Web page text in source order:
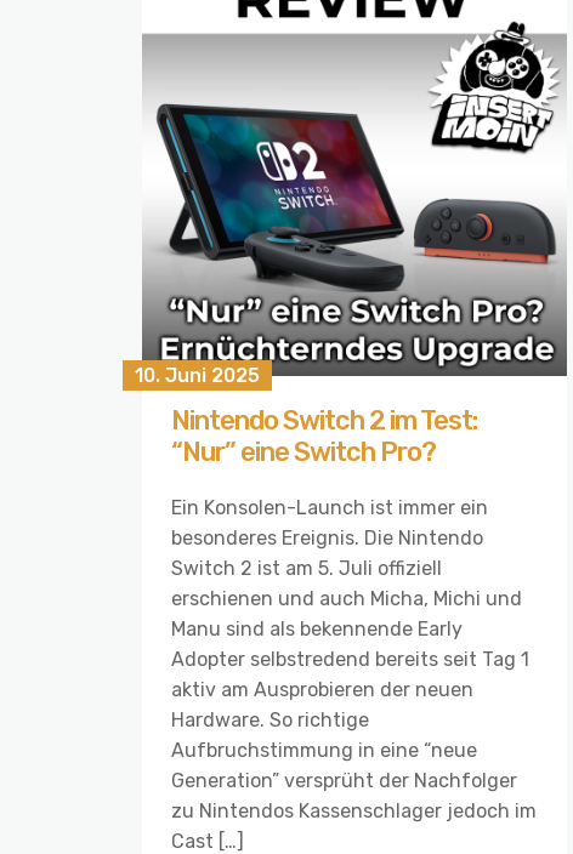
10. Juni 2025
Nintendo Switch 2 im Test:
“Nur” eine Switch Pro?
Ein Konsolen-Launch ist immer ein
besonderes Ereignis. Die Nintendo
Switch 2 ist am 5. Juli offiziell
erschienen und auch Micha, Michi und
Manu sind als bekennende Early
Adopter selbstredend bereits seit Tag 1
aktiv am Ausprobieren der neuen
Hardware. So richtige
Aufbruchstimmung in eine “neue
Generation” versprüht der Nachfolger
zu Nintendos Kassenschlager jedoch im
Cast […]